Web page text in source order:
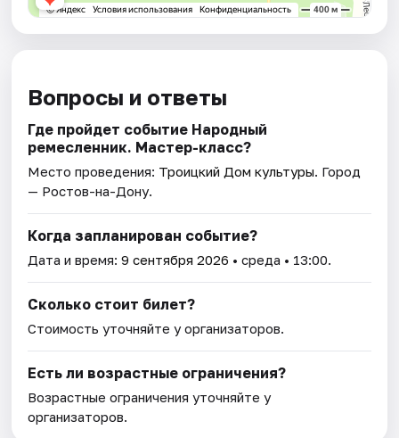
Вопросы и ответы
Где пройдет событие Народный
ремесленник. Мастер-класс?
Место проведения: Троицкий Дом культуры. Город
— Ростов-на-Дону.
Когда запланирован событие?
Дата и время:9 сентября 2026 • среда • 13:00.
Сколько стоит билет?
Стоимость уточняйте у организаторов.
Есть ли возрастные ограничения?
Возрастные ограничения уточняйте у
организаторов.